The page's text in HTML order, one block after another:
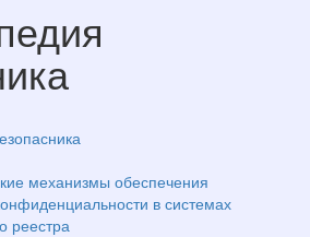
механизмы обеспечения
в системах
реестра